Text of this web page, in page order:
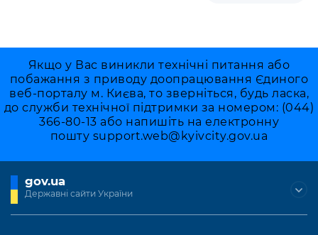
Якщо у Вас виникли технічні питання або
побажання з приводу доопрацювання Єдиного
веб-порталу м. Києва, то зверніться, будь ласка,
до служби технічної підтримки за номером: (044)
366-80-13 або напишіть на електронну
пошту support.web@kyivcity.gov.ua
gov.ua
Державні сайти України